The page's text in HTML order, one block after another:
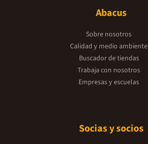
Abacus
Sobre nosotros
Calidad y medio ambiente
Buscador de tiendas
Trabaja con nosotros
Empresas y escuelas
Socias y socios